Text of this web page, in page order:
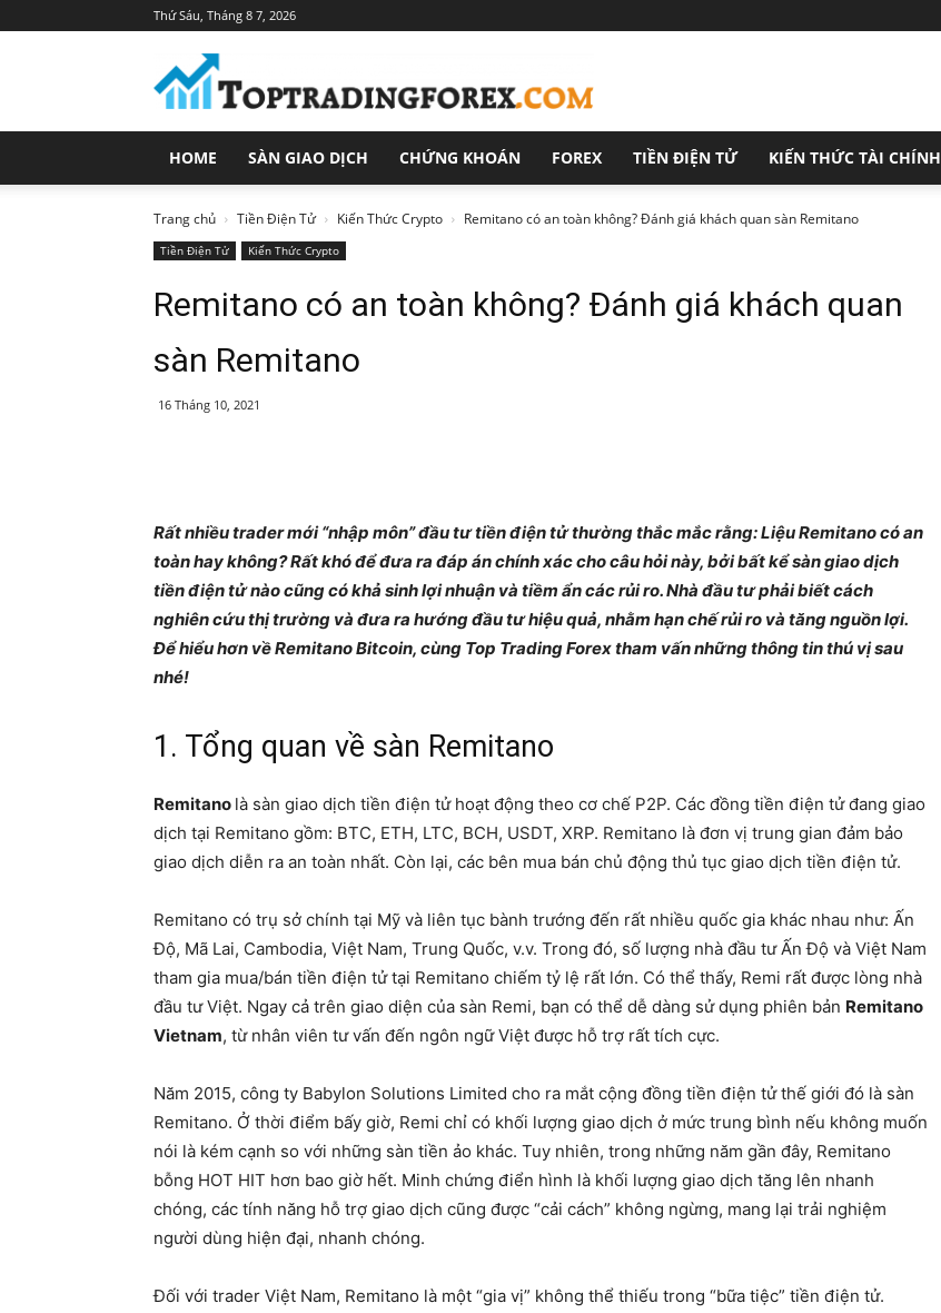
Thứ Sáu, Tháng 8 7, 2026
Trang
Tin
Tức
Đầu
Tư
Chính
HOME SÀN GIAO DỊCH CHỨNG KHOÁN FOREX TIỀN ĐIỆN TỬ KIẾN THỨC TÀI CHÍNH
Trang chủ Tiền Điện Tử Kiến Thức Crypto Remitano có an toàn không? Đánh giá khách quan sàn Remitano
Tiền Điện Tử Kiến Thức Crypto
Remitano có an toàn không? Đánh giá khách quan
sàn Remitano
16 Tháng 10, 2021
Rất nhiều trader mới “nhập môn” đầu tư tiền điện tử thường thắc mắc rằng: LiệuRemitano có an
toànhay không? Rất khó để đưa ra đáp án chính xác cho câu hỏi này, bởi bất kể sàn giao dịch
tiền điện tử nào cũng có khả sinh lợi nhuận và tiềm ẩn các rủi ro. Nhà đầu tư phải biết cách
nghiên cứu thị trường và đưa ra hướng đầu tư hiệu quả, nhằm hạn chế rủi ro và tăng nguồn lợi.
Để hiểu hơn về Remitano Bitcoin, cùng Top Trading Forex tham vấn những thông tin thú vị sau
nhé!
1. Tổng quan về sàn Remitano
Remitano là sàn giao dịch tiền điện tử hoạt động theo cơ chế P2P. Các đồng tiền điện tử đang giao
dịch tại Remitano gồm: BTC, ETH, LTC, BCH, USDT, XRP. Remitano là đơn vị trung gian đảm bảo
giao dịch diễn ra an toàn nhất. Còn lại, các bên mua bán chủ động thủ tục giao dịch tiền điện tử.
Remitano có trụ sở chính tại Mỹ và liên tục bành trướng đến rất nhiều quốc gia khác nhau như: Ấn
Độ, Mã Lai, Cambodia, Việt Nam, Trung Quốc, v.v. Trong đó, số lượng nhà đầu tư Ấn Độ và Việt Nam
tham gia mua/bán tiền điện tử tại Remitano chiếm tỷ lệ rất lớn. Có thể thấy, Remi rất được lòng nhà
đầu tư Việt. Ngay cả trên giao diện của sàn Remi, bạn có thể dễ dàng sử dụng phiên bản Remitano
Vietnam, từ nhân viên tư vấn đến ngôn ngữ Việt được hỗ trợ rất tích cực.
Năm 2015, công ty Babylon Solutions Limited cho ra mắt cộng đồng tiền điện tử thế giới đó là sàn
Remitano. Ở thời điểm bấy giờ, Remi chỉ có khối lượng giao dịch ở mức trung bình nếu không muốn
nói là kém cạnh so với những sàn tiền ảo khác. Tuy nhiên, trong những năm gần đây, Remitano
bỗng HOT HIT hơn bao giờ hết. Minh chứng điển hình là khối lượng giao dịch tăng lên nhanh
chóng, các tính năng hỗ trợ giao dịch cũng được “cải cách” không ngừng, mang lại trải nghiệm
người dùng hiện đại, nhanh chóng.
Đối với trader Việt Nam, Remitano là một “gia vị” không thể thiếu trong “bữa tiệc” tiền điện tử.